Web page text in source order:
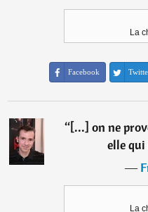
La
Facebook
“[...] on ne
elle qui
―
La